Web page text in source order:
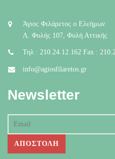
Άγιος Φιλάρετος ο Ελεήμων
Λ. Φυλής 107, Φυλή Αττικής
Τηλ : 210.24.12.162 Fax :
info@agiosfilaretos.gr
Newsletter